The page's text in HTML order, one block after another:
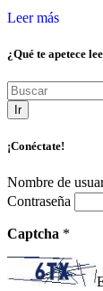
Leer más
¿Qué te apetece
Ir
¡Conéctate!
Nombre de
Contraseña
Captcha *